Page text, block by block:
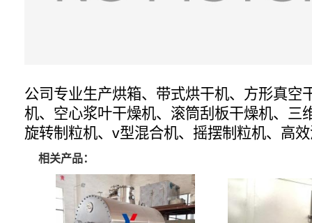
公司专业生产烘箱、带式烘干机、方形真
机、空心浆叶干燥机、滚筒刮板干燥机、三
旋转制粒机、v型混合机、摇摆制粒机、高
相关产品：